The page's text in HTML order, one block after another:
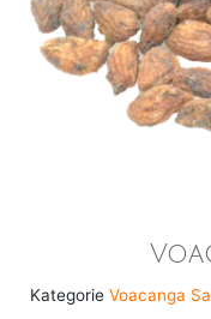
Kategorie Voacanga